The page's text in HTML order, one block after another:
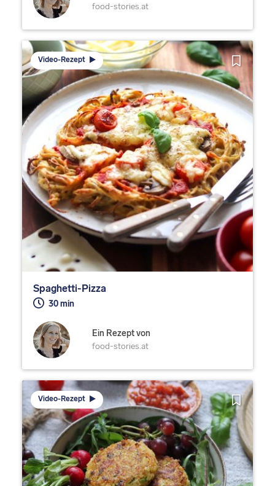
food-stories.at
Video-Rezept
Spaghetti-Pizza
30 min
Ein Rezept von
food-stories.at
Video-Rezept